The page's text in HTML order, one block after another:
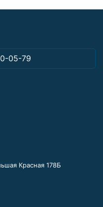
05-79
Красная 178Б